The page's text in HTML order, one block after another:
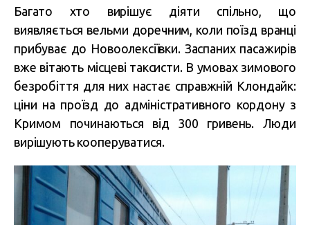
Багато хто вирішує діяти спільно, що
виявляється вельми доречним, коли поїзд вранці
прибуває до Новоолексіївки. Заспаних пасажирів
вже вітають місцеві таксисти. В умовах зимового
безробіття для них настає справжній Клондайк:
ціни на проїзд до адміністративного кордону з
Кримом починаються від 300 гривень. Люди
вирішують кооперуватися.